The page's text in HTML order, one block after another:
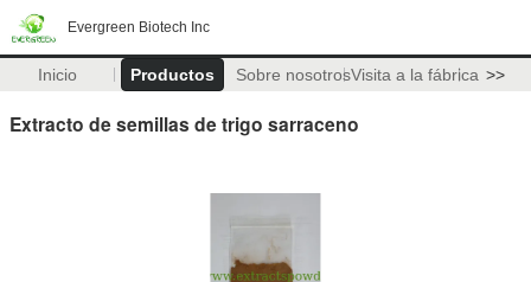
Evergreen Biotech Inc
Inicio Productos Sobre nosotrosVisita a la fábrica >>
Extracto de semillas de trigo sarraceno